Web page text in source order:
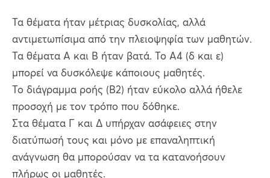
Τα θέματα ήταν μέτριας δυσκολίας, αλλά
αντιμετωπίσιμα από την πλειοψηφία των μαθητών.
Τα θέματα Α και Β ήταν βατά. Το Α4 (δ και ε)
μπορεί να δυσκόλεψε κάποιους μαθητές.
Το διάγραμμα ροής (Β2) ήταν εύκολο αλλά ήθελε
προσοχή με τον τρόπο που δόθηκε.
Στα θέματα Γ και Δ υπήρχαν ασάφειες στην
διατύπωσή τους και μόνο με επαναληπτική
ανάγνωση θα μπορούσαν να τα κατανοήσουν
πλήρως οι μαθητές.